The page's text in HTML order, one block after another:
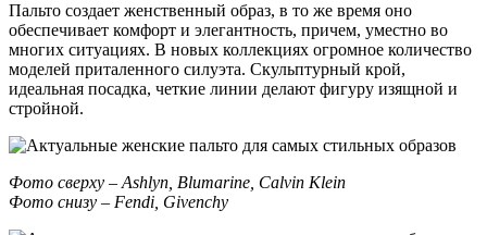
Пальто создает женственный образ, в то же время оно
обеспечивает комфорт и элегантность, причем, уместно во
многих ситуациях. В новых коллекциях огромное количество
моделей приталенного силуэта. Скульптурный крой,
идеальная посадка, четкие линии делают фигуру изящной и
стройной.
Фото сверху – Ashlyn, Blumarine, Calvin Klein
Фото снизу – Fendi, Givenchy